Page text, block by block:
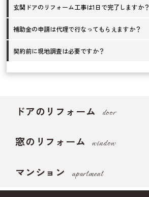
玄関ドアのリフォーム工事は1日で完了しますか？
補助金の申請は代理で行なってもらえますか？
契約前に現地調査は必要ですか？
ドアのリフォーム door
窓のリフォーム window
マンション apartment